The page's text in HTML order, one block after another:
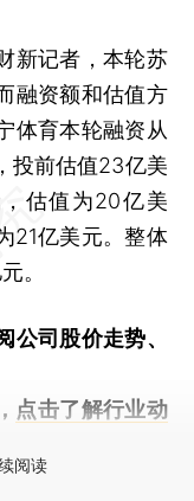
记者，本轮苏
融资额和估值方
体育本轮融资从
投前估值23亿美
估值为20亿美
21亿美元。整体
。
公司股价走势、
点击了解行业动
阅读